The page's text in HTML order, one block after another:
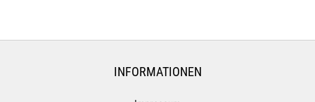
INFORMATIONEN